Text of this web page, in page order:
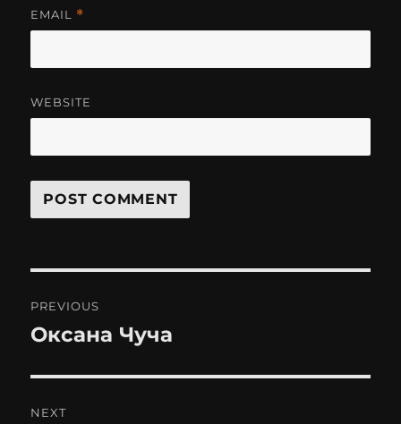
EMAIL *
WEBSITE
navigation
PREVIOUS
Previous
Оксана Чуча
NEXT